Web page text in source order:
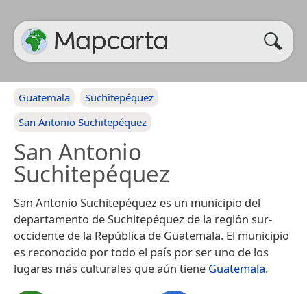
Guatemala
Suchitepéquez
San Antonio Suchitepéquez
San Antonio
Suchitepéquez
San Antonio Suchitepéquez es un municipio del
departamento de Suchitepéquez de la región sur-
occidente de la República de Guatemala.​ El municipio
es reconocido por todo el país por ser uno de los
lugares más culturales que aún tiene Guatemala.